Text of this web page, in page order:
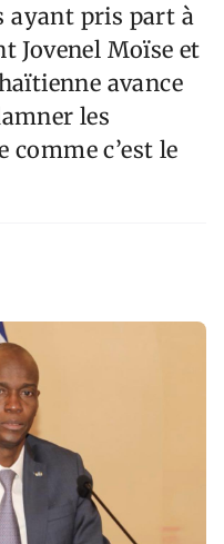
ayant pris part à
Jovenel Moïse et
avance
les
comme c’est le